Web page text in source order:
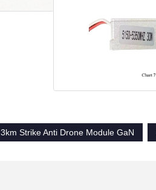
3km Strike Anti Drone Module GaN